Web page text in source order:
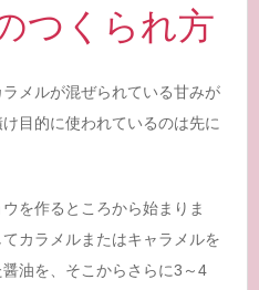
つくられ方
メルが混ぜられている甘みが
目的に使われているのは先に
を作るところから始まりま
カラメルまたはキャラメルを
油を、そこからさらに3～4